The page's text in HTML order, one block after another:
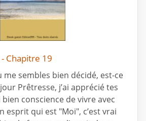
Chapitre 19
me sembles bien décidé, est-ce
Prêtresse, j’ai apprécié tes
bien conscience de vivre avec
esprit qui est "Moi", c’est vrai